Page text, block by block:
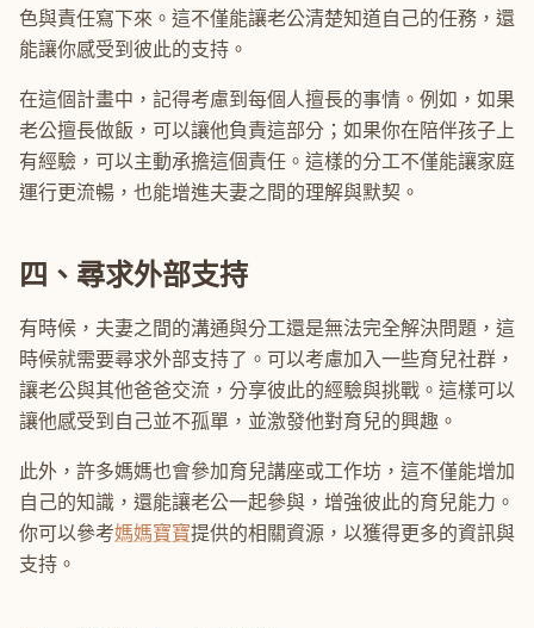
色與責任寫下來。這不僅能讓老公清楚知道自己的任務，還
能讓你感受到彼此的支持。
在這個計畫中，記得考慮到每個人擅長的事情。例如，如果
老公擅長做飯，可以讓他負責這部分；如果你在陪伴孩子上
有經驗，可以主動承擔這個責任。這樣的分工不僅能讓家庭
運行更流暢，也能增進夫妻之間的理解與默契。
四、尋求外部支持
有時候，夫妻之間的溝通與分工還是無法完全解決問題，這
時候就需要尋求外部支持了。可以考慮加入一些育兒社群，
讓老公與其他爸爸交流，分享彼此的經驗與挑戰。這樣可以
讓他感受到自己並不孤單，並激發他對育兒的興趣。
此外，許多媽媽也會參加育兒講座或工作坊，這不僅能增加
自己的知識，還能讓老公一起參與，增強彼此的育兒能力。
你可以參考媽媽寶寶提供的相關資源，以獲得更多的資訊與
支持。